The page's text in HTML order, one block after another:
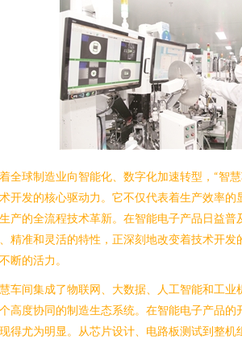
全球制造业向智能化、数字化加速转型，“智
开发的核心驱动力。它不仅代表着生产效率的
产的全流程技术革新。在智能电子产品日益普
精准和灵活的特性，正深刻地改变着技术开发
断的活力。
车间集成了物联网、大数据、人工智能和工业
高度协同的制造生态系统。在智能电子产品的
得尤为明显。从芯片设计、电路板测试到整机